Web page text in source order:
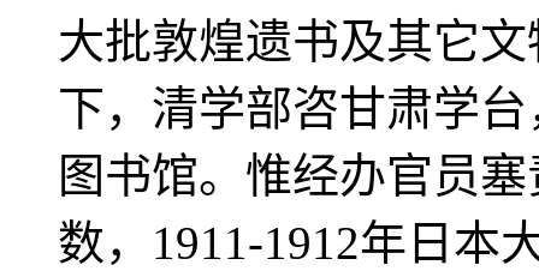
大批敦煌遗书及其它
下，清学部咨甘肃学
图书馆。惟经办官员
数，1911-1912年日本